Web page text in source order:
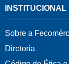
INSTITUCIONAL
Sobre a
Diretoria